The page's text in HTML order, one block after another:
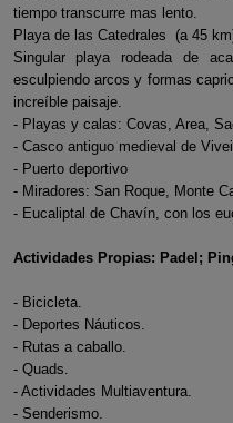
tiempo transcurre mas lento.
Playa de las Catedrales (a 45
Singular playa rodeada de
esculpiendo arcos y formas
increíble paisaje.
- Playas y calas: Covas, Area,
- Casco antiguo medieval de
- Puerto deportivo
- Miradores: San Roque, Monte
- Eucaliptal de Chavín, con los
Actividades Propias: Padel;
- Bicicleta.
- Deportes Náuticos.
- Rutas a caballo.
- Quads.
- Actividades Multiaventura.
- Senderismo.